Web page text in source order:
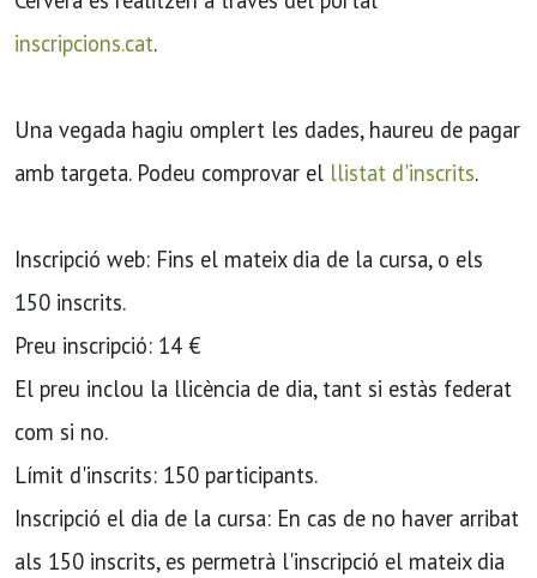
inscripcions.cat.
Una vegada hagiu omplert les dades, haureu de pagar
amb targeta. Podeu comprovar el llistat d'inscrits.
Inscripció web: Fins el mateix dia de la cursa, o els
150 inscrits.
Preu inscripció: 14 €
El preu inclou la llicència de dia, tant si estàs federat
com si no.
Límit d'inscrits: 150 participants.
Inscripció el dia de la cursa: En cas de no haver arribat
als 150 inscrits, es permetrà l'inscripció el mateix dia